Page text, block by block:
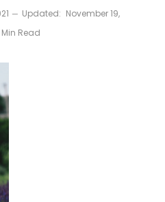
Updated: November 19,
Min Read